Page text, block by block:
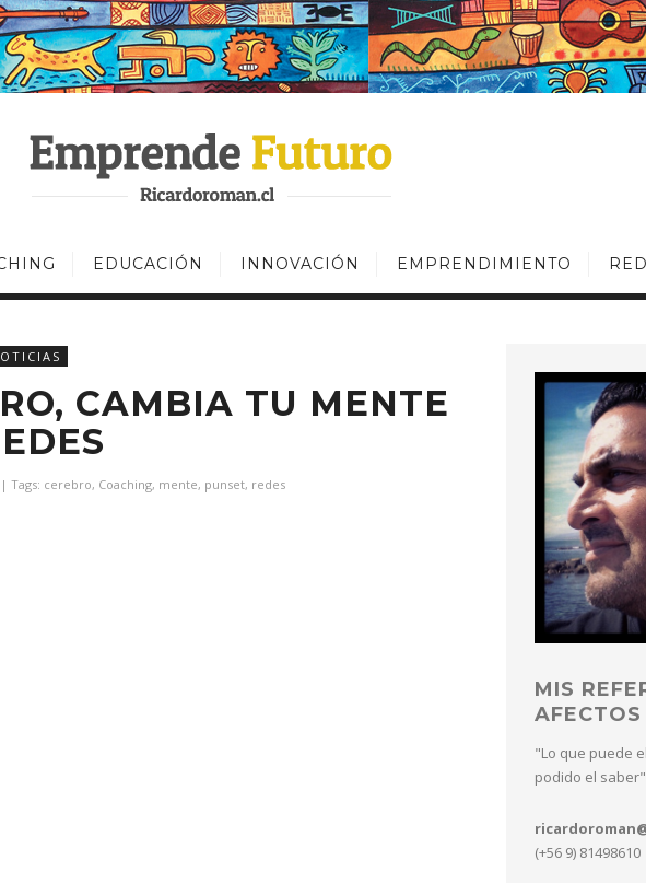
EDUCACIÓN INNOVACIÓN EMPRENDIMIENTO
CAMBIA TU MENTE
| Tags: cerebro, Coaching, mente, punset, redes
MIS
AFECTOS
"Lo que puede
podido el
(+56 9) 81498610